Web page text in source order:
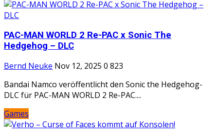
PAC-MAN WORLD 2 Re-PAC x Sonic The
Hedgehog – DLC
Bernd Neuke Nov 12, 2025 0 823
Bandai Namco veröffentlicht den Sonic the Hedgehog-
DLC für PAC-MAN WORLD 2 Re-PAC....
Games